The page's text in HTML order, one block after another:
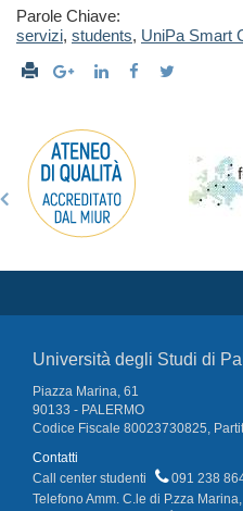
Parole Chiave:
servizi, students, UniPa Smart
Università degli Studi di
Piazza Marina, 61
90133 - PALERMO
Codice Fiscale 80023730825,
Contatti
Call center studenti
091 238
Telefono Amm. C.le di P.zza